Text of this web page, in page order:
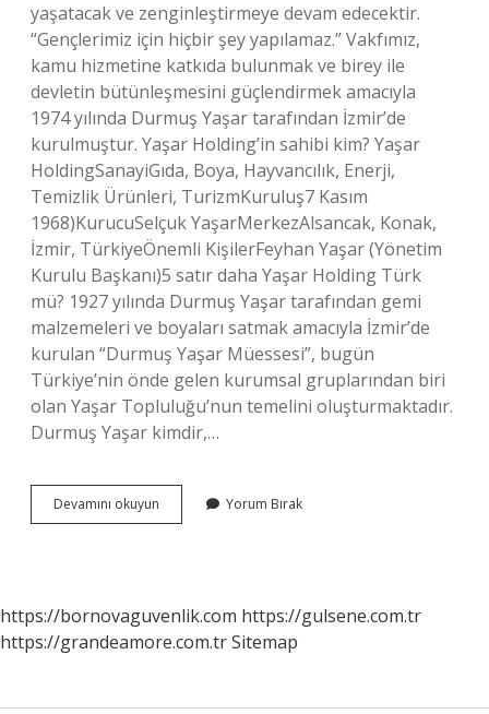
yaşatacak ve zenginleştirmeye devam edecektir.
“Gençlerimiz için hiçbir şey yapılamaz.” Vakfımız,
kamu hizmetine katkıda bulunmak ve birey ile
devletin bütünleşmesini güçlendirmek amacıyla
1974 yılında Durmuş Yaşar tarafından İzmir’de
kurulmuştur. Yaşar Holding’in sahibi kim? Yaşar
HoldingSanayiGıda, Boya, Hayvancılık, Enerji,
Temizlik Ürünleri, TurizmKuruluş7 Kasım
1968)KurucuSelçuk YaşarMerkezAlsancak, Konak,
İzmir, TürkiyeÖnemli KişilerFeyhan Yaşar (Yönetim
Kurulu Başkanı)5 satır daha Yaşar Holding Türk
mü? 1927 yılında Durmuş Yaşar tarafından gemi
malzemeleri ve boyaları satmak amacıyla İzmir’de
kurulan “Durmuş Yaşar Müessesi”, bugün
Türkiye’nin önde gelen kurumsal gruplarından biri
olan Yaşar Topluluğu’nun temelini oluşturmaktadır.
Durmuş Yaşar kimdir,…
Devamını okuyun
Vakfı
Yorum Bırak
https://bornovaguvenlik.com https://gulsene.com.tr
https://grandeamore.com.trSitemap